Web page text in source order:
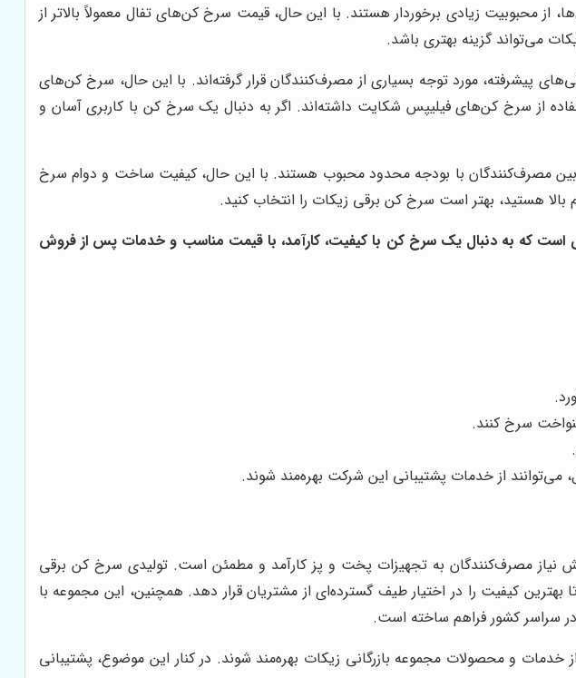
محبوبیت زیادی برخوردار هستند. با این حال، قیمت سرخ کن‌های تفال معمولاً بالاتر از
می‌تواند گزینه بهتری باشد.
پیشرفته، مورد توجه بسیاری از مصرف‌کنندگان قرار گرفته‌اند. با این حال، سرخ کن‌های
از سرخ کن‌های فیلیپس شکایت داشته‌اند. اگر به دنبال یک سرخ کن با کاربری آسان و
مصرف‌کنندگان با بودجه محدود محبوب هستند. با این حال، کیفیت ساخت و دوام سرخ
هستید، بهتر است سرخ کن برقی زیکات را انتخاب کنید.
است که به دنبال یک سرخ کن با کیفیت، کارآمد، با قیمت مناسب و خدمات پس از فروش
سرخ کنند.
از خدمات پشتیبانی این شرکت بهره‌مند شوند.
نیاز مصرف‌کنندگان به تجهیزات پخت و پز کارآمد و مطمئن است. تولیدی سرخ کن برقی
کیفیت را در اختیار طیف گسترده‌ای از مشتریان قرار دهد. همچنین، این مجموعه با
سراسر کشور فراهم ساخته است.
و محصولات مجموعه بازرگانی زیکات بهره‌مند شوند. در کنار این موضوع، پشتیبانی